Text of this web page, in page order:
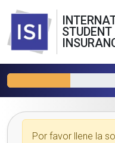
STUDENT
Por favor llene la